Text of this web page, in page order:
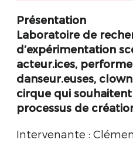
Présentation
Laboratoire de
d’expérimentation
acteur.ices,
danseur.euses,
cirque qui
processus de
Intervenante :